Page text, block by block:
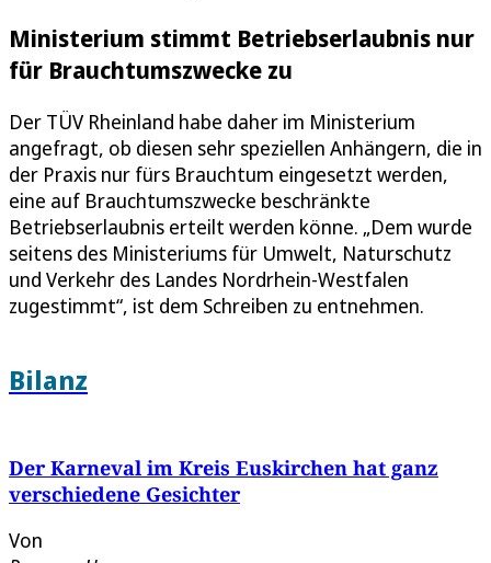
Ministerium stimmt Betriebserlaubnis nur
für Brauchtumszwecke zu
Der TÜV Rheinland habe daher im Ministerium
angefragt, ob diesen sehr speziellen Anhängern, die in
der Praxis nur fürs Brauchtum eingesetzt werden,
eine auf Brauchtumszwecke beschränkte
Betriebserlaubnis erteilt werden könne. „Dem wurde
seitens des Ministeriums für Umwelt, Naturschutz
und Verkehr des Landes Nordrhein-Westfalen
zugestimmt“, ist dem Schreiben zu entnehmen.
Bilanz
Der Karneval im Kreis Euskirchen hat ganz
verschiedene Gesichter
Von